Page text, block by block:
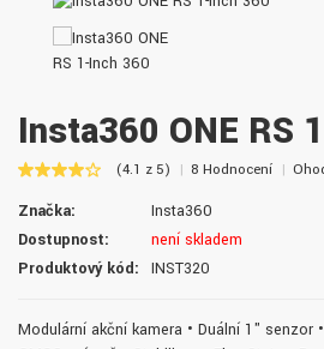
Insta360 ONE RS
(4.1 z 5) 8 Hodnocení
Značka:
Insta360
Dostupnost:
není skladem
Produktový kód:
INST320
Modulární akční kamera • Duální 1" senzor